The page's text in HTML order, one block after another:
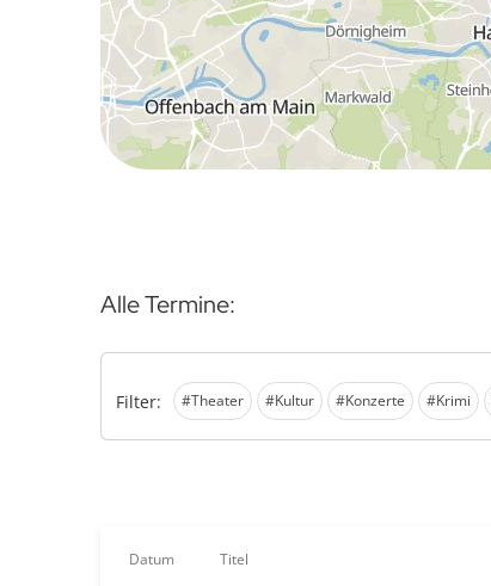
Alle Termine:
Filter: #Theater #Kultur #Konzerte #Krimi
Datum Titel